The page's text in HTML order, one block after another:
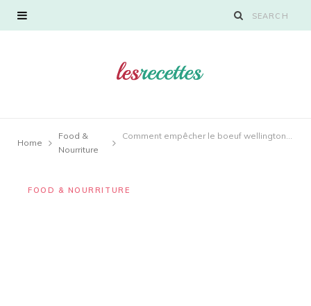
Home
Food &
Nourriture
Comment empêcher le boeuf wellington de devenir détrempé ?
FOOD & NOURRITURE